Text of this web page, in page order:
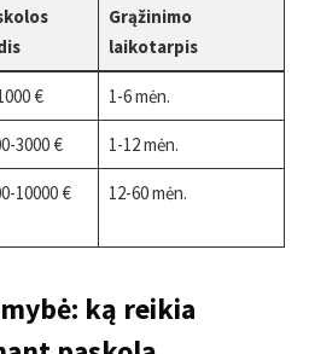
Grąžinimo
laikotarpis
€ 1-6 mėn.
3000 € 1-12 mėn.
10000 € 12-60 mėn.
ką reikia